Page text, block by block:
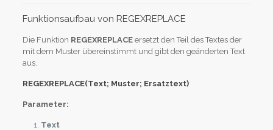
Funktionsaufbau von REGEXREPLACE
Die Funktion REGEXREPLACEersetzt den Teil des Textes der
mit dem Muster übereinstimmt und gibt den geänderten Text
aus.
REGEXREPLACE(Text; Muster; Ersatztext)
Parameter:
Text